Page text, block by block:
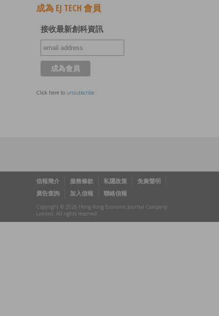
成為 EJ TECH 會員
接收最新創科資訊
Click here to unsubscribe
信報簡介 服務條款 私隱政策
免責聲明
廣告查詢
加入信報 聯絡信報
Copyright © 2026 Hong Kong Economic Journal Company
Limited. All rights reserved.